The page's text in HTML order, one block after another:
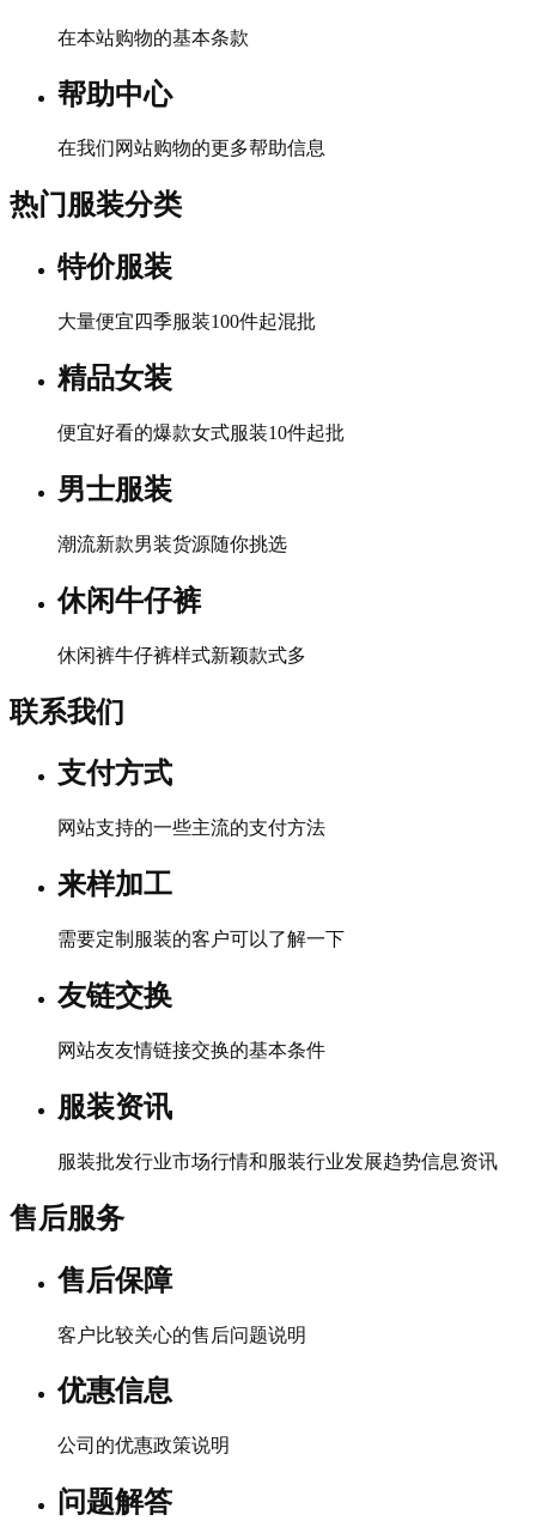
在本站购物的基本条款
帮助中心
在我们网站购物的更多帮助信息
热门服装分类
特价服装
大量便宜四季服装100件起混批
精品女装
便宜好看的爆款女式服装10件起批
男士服装
潮流新款男装货源随你挑选
休闲牛仔裤
休闲裤牛仔裤样式新颖款式多
联系我们
支付方式
网站支持的一些主流的支付方法
来样加工
需要定制服装的客户可以了解一下
友链交换
网站友友情链接交换的基本条件
服装资讯
服装批发行业市场行情和服装行业发展趋势信息资讯
售后服务
售后保障
客户比较关心的售后问题说明
优惠信息
公司的优惠政策说明
问题解答